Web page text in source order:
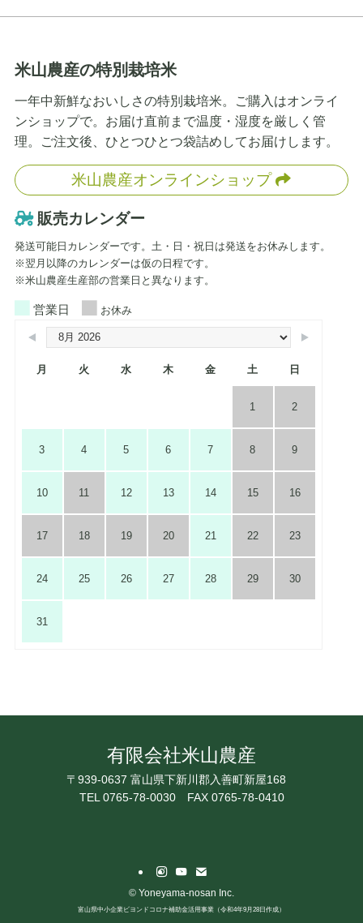
米山農産の特別栽培米
一年中新鮮なおいしさの特別栽培米。ご購入はオンライ
ンショップで。お届け直前まで温度・湿度を厳しく管
理。ご注文後、ひとつひとつ袋詰めしてお届けします。
米山農産オンラインショップ
販売カレンダー
発送可能日カレンダーです。土・日・祝日は発送をお休みします。
※翌月以降のカレンダーは仮の日程です。
※米山農産生産部の営業日と異なります。
営業日 お休み
月 火 水 木 金 土 日
1 2
3 4 5 6 7 8 9
10 11 12 13 14 15 16
17 18 19 20 21 22 23
24 25 26 27 28 29 30
31
有限会社米山農産
〒939-0637 富山県下新川郡入善町新屋168
TEL 0765-78-0030FAX 0765-78-0410
© Yoneyama-nosan Inc.
富山県中小企業ビヨンドコロナ補助金活用事業（令和4年9月28日作成）